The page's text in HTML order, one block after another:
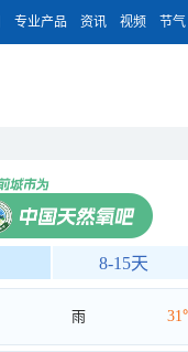
专业产品 资讯 视频 节气
8-15天
雨